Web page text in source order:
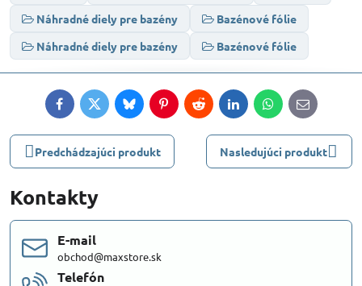
Náhradné diely pre bazény
Bazénové fólie
Náhradné diely pre bazény
Bazénové fólie
FacebookTwitterBlueskyPinterestRedditLinkedInWhatsApp
E-
mail
Predchádzajúci produkt Nasledujúci produkt
Kontakty
E-mail
obchod@maxstore.sk
Telefón